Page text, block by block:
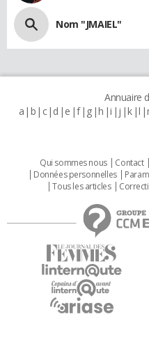
Nom "JMAIEL"
Annuaire
a b c d e f g h i j k l
Qui sommes nous Contact
Données personnelles
Tous les articles